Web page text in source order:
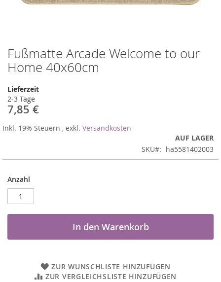
Fußmatte Arcade Welcome to our
Home 40x60cm
Lieferzeit
2-3 Tage
7,85 €
Inkl. 19% Steuern , exkl. Versandkosten
AUF LAGER
SKU
ha5581402003
Anzahl
In den Warenkorb
ZUR WUNSCHLISTE HINZUFÜGEN
ZUR VERGLEICHSLISTE HINZUFÜGEN
Zum
Anfang
der
springen